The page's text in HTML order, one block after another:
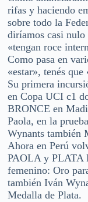
rifas y haciendo
sobre todo la
diríamos casi nulo
«tengan roce
Como pasa en
«estar», tenés que
Su primera
en Copa UCI c1
BRONCE en
Paola, en la
Wynants también
Ahora en Perú
PAOLA y
femenino: Oro
también Iván
Medalla de Plata.